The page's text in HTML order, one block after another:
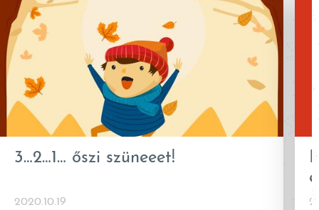
3…2…1… őszi szüneeet!
2020.10.19